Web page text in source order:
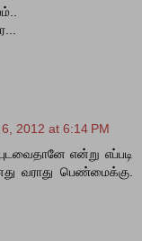
2012 at 6:14 PM
என்று எப்படி
வராது பெண்மைக்கு.